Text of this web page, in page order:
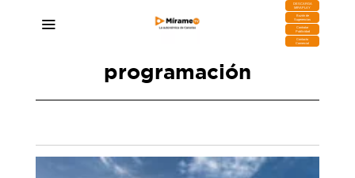
DESCARGA
MIRAPLAY
Buzón de
Sugerencias
Contratar
Publicidad
Contacto
Comercial
programación